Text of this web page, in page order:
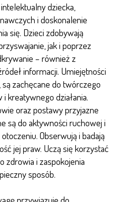
dziecka,
i doskonalenie
się. Dzieci zdobywają
jak i poprzez
– również z
informacji. Umiejętności
są zachęcane do twórczego
kreatywnego działania.
oraz postawy przyjazne
są do aktywności ruchowej i
Obserwują i badają
jej praw. Uczą się korzystać
zdrowia i zaspokojenia
sposób.